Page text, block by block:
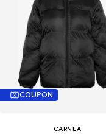
COUPON
CARNEA